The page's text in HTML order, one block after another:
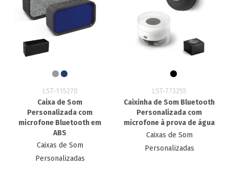
LST-115270
Caixa de Som
Personalizada com
microfone Bluetooth em
ABS
Caixas de Som
Personalizadas
LST-773255
Caixinha de Som Bluetooth
Personalizada com
microfone à prova de água
Caixas de Som
Personalizadas